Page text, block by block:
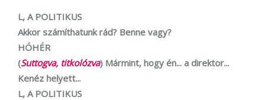
L, A POLITIKUS
Akkor számíthatunk rád? Benne vagy?
HÓHÉR
(Suttogva, titkolózva) Mármint, hogy én... a direktor...
Kenéz helyett...
L, A POLITIKUS